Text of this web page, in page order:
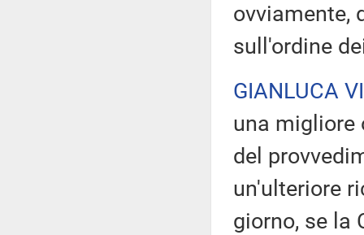
ovviamente,
sull'ordine
GIANLUCA
una migliore
del
un'ulteriore
giorno, se la